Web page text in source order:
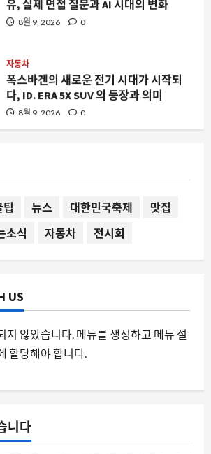
8월 9, 2026 0
폭스바겐의 새로운 전기 시대가 시작되
다, ID. ERA 5X SUV 의 등장과 의미
8월 9, 2026 0
까
요즘뜨는소식
가 다시 화제가 되는 이유”
차에 개를 두고 내리는 것, 왜 이제부터
법적 쟁점이 되는가
2026년 데브옵스 면접 가이드가 뜨는 이
유, 실제 면접 질문과 AI 시대의 변화
뉴스 대한민국축제
맛집
소식 자동차 전시회
US
지 않았습니다. 메뉴를 생성하고 메뉴 설
할당해야 합니다.
니다